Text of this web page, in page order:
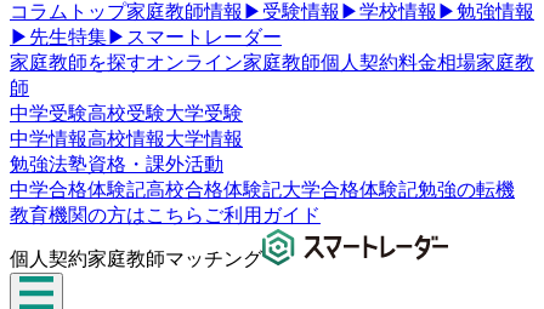
コラムトップ家庭教師情報 ▶ 受験情報 ▶学校情報 ▶勉強情報
▶ 先生特集▶ スマートレーダー
家庭教師を探すオンライン家庭教師個人契約料金相場家庭教
師
中学受験高校受験大学受験
中学情報高校情報大学情報
勉強法塾資格・課外活動
中学合格体験記高校合格体験記大学合格体験記勉強の転機
教育機関の方はこちら ご利用ガイド
個人契約家庭教師マッチング